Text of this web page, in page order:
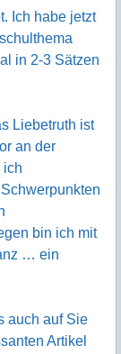
Ich habe jetzt
in 2-3 Sätzen
Liebetruth ist
an der
ich
bin ich mit
… ein
auch auf Sie
Artikel